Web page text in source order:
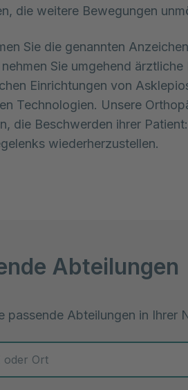
die weitere Bewegungen
Sie die genannten
Sie umgehend
Einrichtungen von
Technologien. Unsere
die Beschwerden ihrer
wiederherzustellen.
Abteilungen
passende Abteilungen in Ihrer